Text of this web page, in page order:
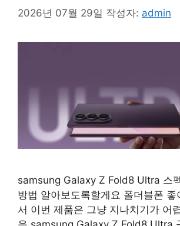
2026년 07월 29일 작성자: admin
samsung Galaxy Z Fold8 Ultra 스
방법 알아보도록할게요 폴더블폰 좋
서 이번 제품은 그냥 지나치기가 어